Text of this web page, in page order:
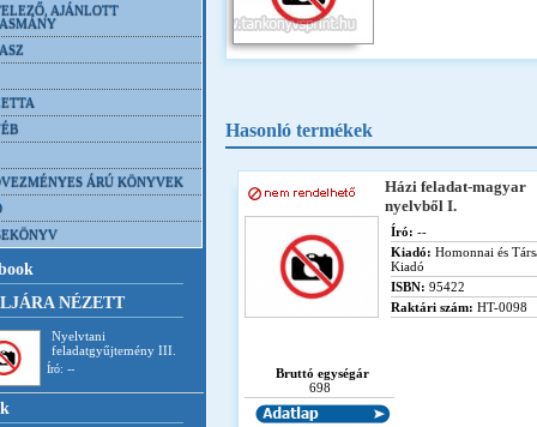
AJÁNLOTT
ÁRÚ KÖNYVEK
NÉZETT
Nyelvtani
feladatgyűjtemény III.
Író: --
Hasonló termékek
Házi feladat-magyar
nyelvből I.
Író: --
Kiadó: Homonnai és
Kiadó
ISBN: 95422
Raktári szám: HT-0098
Bruttó egységár
698